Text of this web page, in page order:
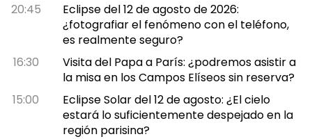
20:45
Eclipse del 12 de agosto de 2026:
¿fotografiar el fenómeno con el teléfono,
es realmente seguro?
16:30
Visita del Papa a París: ¿podremos asistir a
la misa en los Campos Elíseos sin reserva?
15:00
Eclipse Solar del 12 de agosto: ¿El cielo
estará lo suficientemente despejado en la
región parisina?